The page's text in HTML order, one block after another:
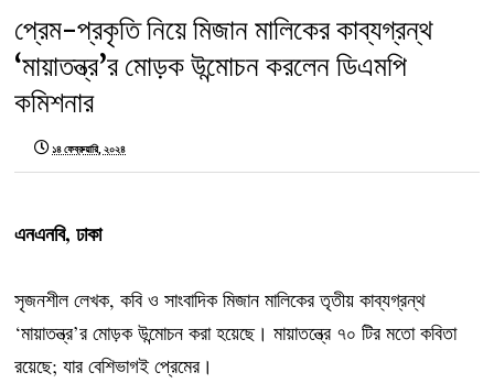
প্রেম-প্রকৃতি নিয়ে মিজান মালিকের কাব্যগ্রন্থ
‘মায়াতন্ত্র’র মোড়ক উন্মোচন করলেন ডিএমপি
কমিশনার
১৪ ফেব্রুয়ারি, ২০২৪
এনএনবি, ঢাকা
সৃজনশীল লেখক, কবি ও সাংবাদিক মিজান মালিকের তৃতীয় কাব্যগ্রন্থ
‘মায়াতন্ত্র’র মোড়ক উন্মোচন করা হয়েছে। মায়াতন্ত্রে ৭০ টির মতো কবিতা
রয়েছে; যার বেশিভাগই প্রেমের।